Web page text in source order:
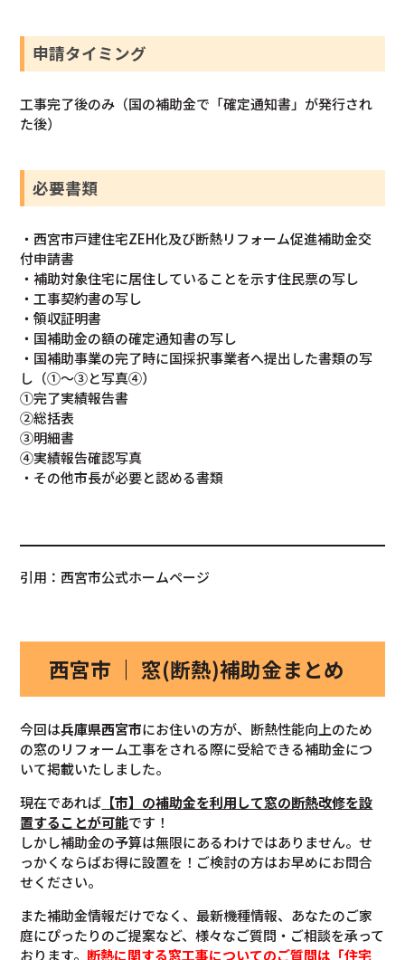
申請タイミング
工事完了後のみ（国の補助金で「確定通知書」が発行され
た後）
必要書類
・⻄宮市⼾建住宅ZEH化及び断熱リフォーム促進補助金交
付申請書
・補助対象住宅に居住していることを⽰す住⺠票の写し
・工事契約書の写し
・領収証明書
・国補助金の額の確定通知書の写し
・国補助事業の完了時に国採択事業者へ提出した書類の写
し（①〜③と写真④）
①完了実績報告書
②総括表
③明細書
④実績報告確認写真
・その他市⻑が必要と認める書類
引用：西宮市公式ホームページ
西宮市 ｜ 窓(断熱)補助金まとめ
今回は兵庫県西宮市にお住いの方が、断熱性能向上のため
の窓のリフォーム工事をされる際に受給できる補助金につ
いて掲載いたしました。
現在であれば 【市】の補助金を利用して窓の断熱改修を設
置することが可能です！
しかし補助金の予算は無限にあるわけではありません。せ
っかくならばお得に設置を！ご検討の方はお早めにお問合
せください。
また補助金情報だけでなく、最新機種情報、あなたのご家
庭にぴったりのご提案など、様々なご質問・ご相談を承って
おります。 断熱に関する窓工事についてのご質問は「住宅